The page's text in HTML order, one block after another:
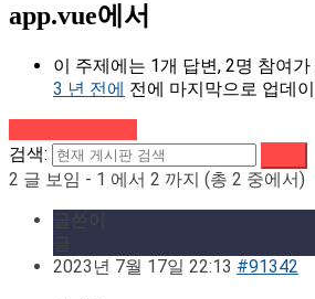
app.vue에서
이 주제에는 1개 답변, 2명 참여가
3 년 전에 전에 마지막으로 업데
검색:
2 글 보임 - 1 에서 2 까지 (총 2 중에서)
2023년 7월 17일 22:13 #91342